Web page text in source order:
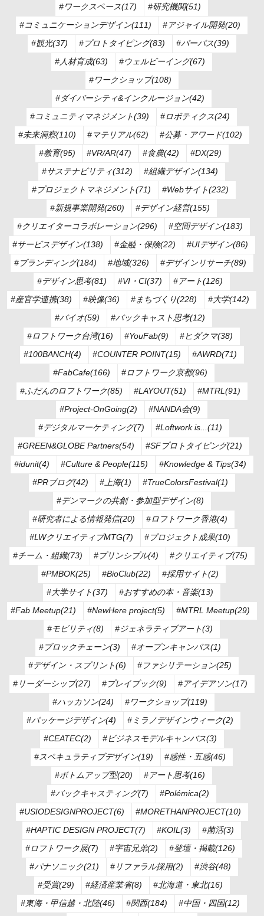
#ワークスペース(17)
#研究機関(51)
#コミュニケーションデザイン(111)
#アジャイル開発(20)
#観光(37)
#プロトタイピング(83)
#パーパス(39)
#人材育成(63)
#ウェルビーイング(67)
#ワークショップ(108)
#ダイバーシティ&インクルージョン(42)
#コミュニティマネジメント(39)
#ロボティクス(24)
#未来洞察(110)
#マテリアル(62)
#公募・アワード(102)
#教育(95)
#VR/AR(47) #食農(42)
#DX(29)
#サステナビリティ(312)
#組織デザイン(134)
#プロジェクトマネジメント(71)
#Webサイト(232)
#新規事業開発(260)
#デザイン経営(155)
#クリエイターコラボレーション(296)
#空間デザイン(183)
#サービスデザイン(138)
#金融・保険(22)
#UIデザイン(86)
#ブランディング(184)
#地域(326)
#デザインリサーチ(89)
#デザイン思考(81)
#VI・CI(37)
#アート(126)
#産官学連携(38)
#映像(36) #まちづくり(228)
#大学(142)
#バイオ(59)
#バックキャスト思考(12)
#ロフトワーク台湾(16)
#YouFab(9)
#ヒダクマ(38)
#100BANCH(4)
#COUNTER POINT(15)
#AWRD(71)
#FabCafe(166)
#ロフトワーク京都(96)
#ふだんのロフトワーク(85)
#LAYOUT(51)
#MTRL(91)
#Project-OnGoing(2)
#NANDA会(9)
#デジタルマーケティング(7)
#Loftwork is...(11)
#GREEN&GLOBE Partners(54)
#SFプロトタイピング(21)
#idunit(4)
#Culture & People(115)
#Knowledge & Tips(34)
#PRブログ(42)
#上海(1)
#TrueColorsFestival(1)
#デンマークの共創・参加型デザイン(8)
#研究者による情報発信(20)
#ロフトワーク香港(4)
#LWクリエイティブMTG(7)
#プロジェクト成果(10)
#チーム・組織(73)
#プリンシプル(4)
#クリエイティブ(75)
#PMBOK(25)
#BioClub(22)
#採用サイト(2)
#大学サイト(37)
#おすすめの本・音楽(13)
#Fab Meetup(21)
#NewHere project(5)
#MTRL Meetup(29)
#モビリティ(8)
#ジェネラティブアート(3)
#ブロックチェーン(3)
#オープンキャンパス(1)
#デザイン・スプリント(6)
#ファシリテーション(25)
#リーダーシップ(27)
#プレイブック(9)
#アイデアソン(17)
#ハッカソン(24)
#ワークショップ(119)
#パッケージデザイン(4)
#ミラノデザインウィーク(2)
#CEATEC(2)
#ビジネスモデルキャンバス(3)
#スペキュラティブデザイン(19)
#感性・五感(46)
#ボトムアップ型(20)
#アート思考(16)
#バックキャスティング(7)
#Polémica(2)
#USIODESIGNPROJECT(6)
#MORETHANPROJECT(10)
#HAPTIC DESIGN PROJECT(7)
#KOIL(3)
#菌活(3)
#ロフトワーク展(7)
#宇宙兄弟(2)
#登壇・掲載(126)
#パナソニック(21)
#リファラル採用(2)
#渋谷(48)
#受賞(29)
#経済産業省(8)
#北海道・東北(16)
#東海・甲信越・北陸(46)
#関西(184)
#中国・四国(12)